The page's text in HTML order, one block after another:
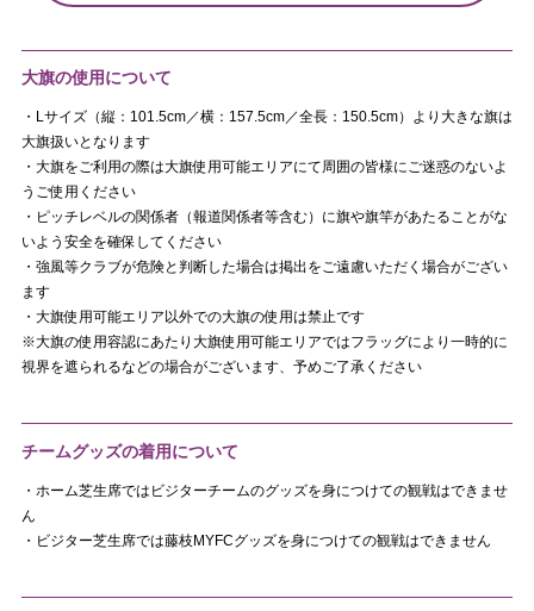
大旗の使用について
・Lサイズ（縦：101.5cm／横：157.5cm／全長：150.5cm）より大きな旗は
大旗扱いとなります
・大旗をご利用の際は大旗使用可能エリアにて周囲の皆様にご迷惑のないよ
うご使用ください
・ピッチレベルの関係者（報道関係者等含む）に旗や旗竿があたることがな
いよう安全を確保してください
・強風等クラブが危険と判断した場合は掲出をご遠慮いただく場合がござい
ます
・大旗使用可能エリア以外での大旗の使用は禁止です
※大旗の使用容認にあたり大旗使用可能エリアではフラッグにより一時的に
視界を遮られるなどの場合がございます、予めご了承ください
チームグッズの着用について
・ホーム芝生席ではビジターチームのグッズを身につけての観戦はできませ
ん
・ビジター芝生席では藤枝MYFCグッズを身につけての観戦はできません